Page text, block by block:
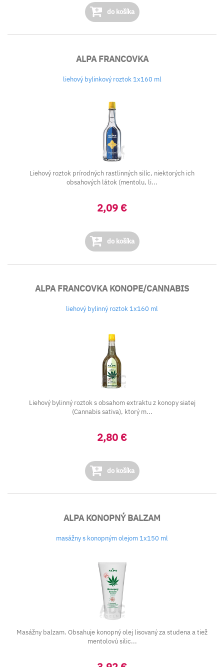
do košíka
ALPA FRANCOVKA
liehový bylinkový roztok 1x160 ml
Liehový roztok prírodných rastlinných silíc, niektorých ich
obsahových látok (mentolu, li...
2,09 €
do košíka
ALPA FRANCOVKA KONOPE/CANNABIS
liehový bylinný roztok 1x160 ml
Liehový bylinný roztok s obsahom extraktu z konopy siatej
(Cannabis sativa), ktorý m...
2,80 €
do košíka
ALPA KONOPNÝ BALZAM
masážny s konopným olejom 1x150 ml
Masážny balzam. Obsahuje konopný olej lisovaný za studena a tiež
mentolovú silic...